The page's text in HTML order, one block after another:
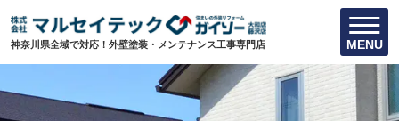
神奈川県全域で対応！外壁塗装・メンテナンス工事専門店 MENU